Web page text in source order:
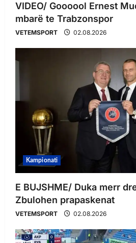
VIDEO/ Goooool Ernest
mbarë te Trabzonspor
VETEMSPORT 02.08.2026
Kampionati
E BUJSHME/ Duka merr
Zbulohen prapaskenat
VETEMSPORT 02.08.2026